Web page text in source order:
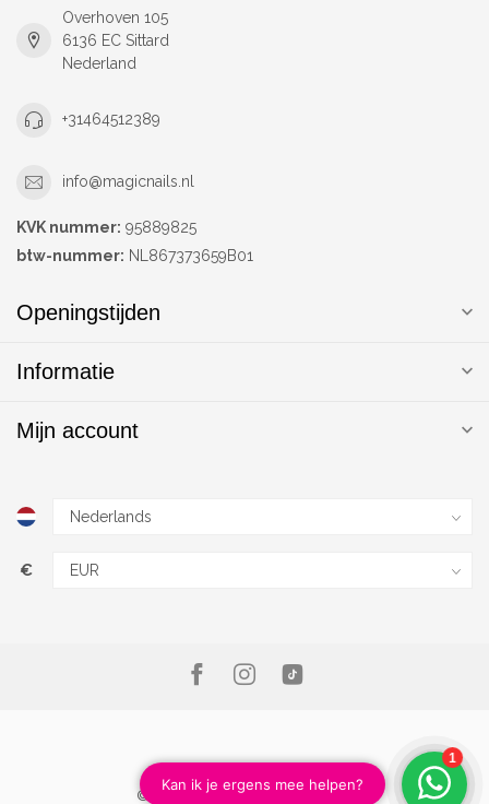
Overhoven 105
6136 EC Sittard
Nederland
+31464512389
info@magicnails.nl
KVK nummer: 95889825
btw-nummer: NL867373659B01
Openingstijden
Informatie
Mijn account
€
© Copyright 2026 Magic Nails B.V.